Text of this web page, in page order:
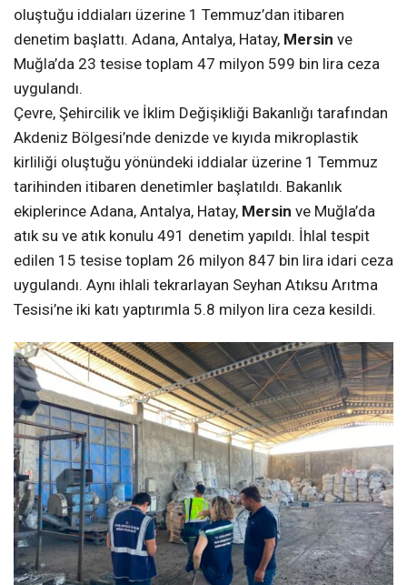
oluştuğu iddiaları üzerine 1 Temmuz’dan itibaren
denetim başlattı. Adana, Antalya, Hatay, Mersin ve
Muğla’da 23 tesise toplam 47 milyon 599 bin lira ceza
uygulandı.
Çevre, Şehircilik ve İklim Değişikliği Bakanlığı tarafından
Akdeniz Bölgesi’nde denizde ve kıyıda mikroplastik
kirliliği oluştuğu yönündeki iddialar üzerine 1 Temmuz
tarihinden itibaren denetimler başlatıldı. Bakanlık
ekiplerince Adana, Antalya, Hatay, Mersin ve Muğla’da
atık su ve atık konulu 491 denetim yapıldı. İhlal tespit
edilen 15 tesise toplam 26 milyon 847 bin lira idari ceza
uygulandı. Aynı ihlali tekrarlayan Seyhan Atıksu Arıtma
Tesisi’ne iki katı yaptırımla 5.8 milyon lira ceza kesildi.